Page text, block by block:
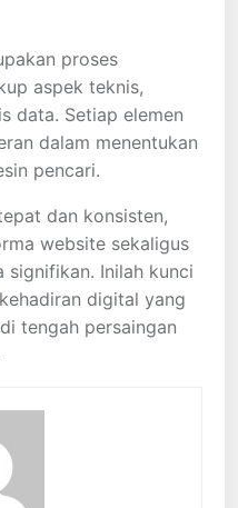
proses
aspek teknis,
data. Setiap elemen
dalam menentukan
pencari.
dan konsisten,
website sekaligus
signifikan. Inilah kunci
digital yang
tengah persaingan